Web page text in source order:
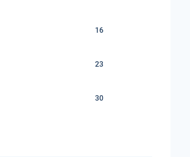
16
23
30